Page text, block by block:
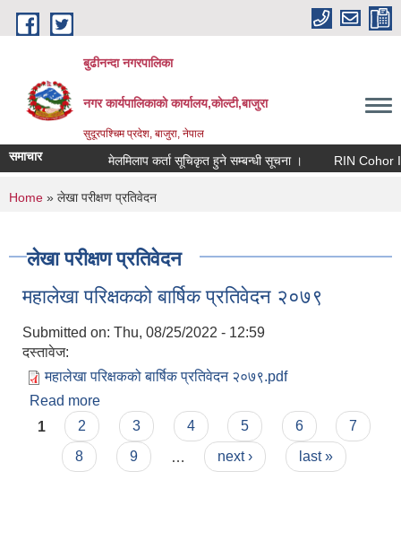
Skip to main content
बुढीनन्दा नगरपालिका
नगर कार्यपालिकाकाे कार्यालय,काेल्टी,बाजुरा
सुदूरपश्चिम प्रदेश, बाजुरा, नेपाल
समाचार मेलमिलाप कर्ता सूचिकृत हुने सम्बन्धी सूचना । RIN Cohor III
You are here
Home » लेखा परीक्षण प्रतिवेदन
लेखा परीक्षण प्रतिवेदन
महालेखा परिक्षकको बार्षिक प्रतिवेदन २०७९
Submitted on: Thu, 08/25/2022 - 12:59
दस्तावेज:
महालेखा परिक्षकको बार्षिक प्रतिवेदन २०७९.pdf
Read more
Pages
1 2 3 4 5 6
7
8
9 next › last »